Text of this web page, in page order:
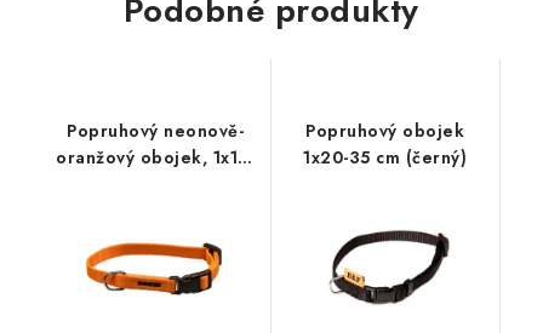
Podobné produkty
Popruhový neonově-
oranžový obojek, 1x18-
Popruhový obojek
1x20-35 cm (černý)